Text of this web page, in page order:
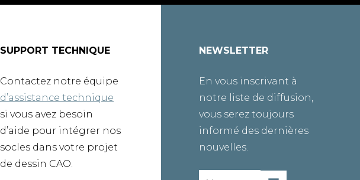
SUPPORT TECHNIQUE
Contactez notre équipe
d’assistance technique
si vous avez besoin
d’aide pour intégrer nos
socles dans votre projet
de dessin CAO.
NEWSLETTER
En vous inscrivant à
notre liste de diffusion,
vous serez toujours
informé des dernières
nouvelles.
Email